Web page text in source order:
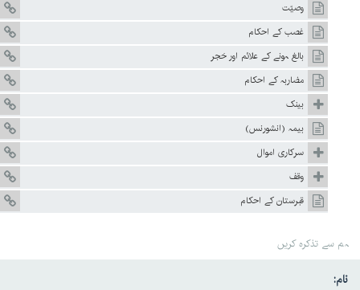
وصیّت
غصب کے احکام
بالغ ہونے کے علائم اور حَجر
مضاربہ کے احکام
بینک
بیمہ (انشورنس)
سرکاری اموال
وقف
قبرستان کے احکام
ہم سے تذکرہ کریں
نام: